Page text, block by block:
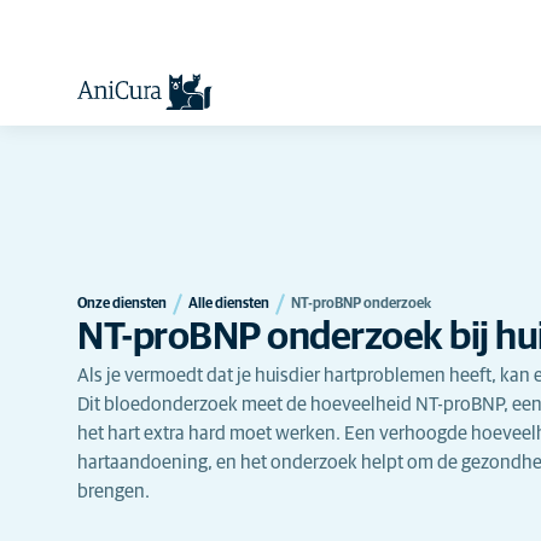
Onze diensten Alle diensten NT-proBNP onderzoek
NT-proBNP onderzoek bij
Als je vermoedt dat je huisdier hartproblemen heeft, kan
Dit bloedonderzoek meet de hoeveelheid NT-proBNP,
het hart extra hard moet werken. Een verhoogde
hartaandoening, en het onderzoek helpt om de
brengen.